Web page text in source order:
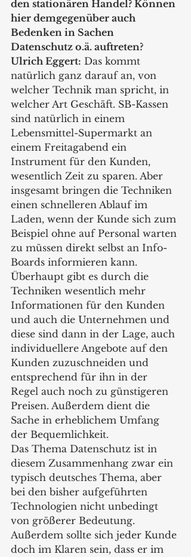
den stationären Handel? Können
hier demgegenüber auch
Bedenken in Sachen
Datenschutz o.ä. auftreten?
Ulrich Eggert: Das kommt
natürlich ganz darauf an, von
welcher Technik man spricht, in
welcher Art Geschäft. SB-Kassen
sind natürlich in einem
Lebensmittel-Supermarkt an
einem Freitagabend ein
Instrument für den Kunden,
wesentlich Zeit zu sparen. Aber
insgesamt bringen die Techniken
einen schnelleren Ablauf im
Laden, wenn der Kunde sich zum
Beispiel ohne auf Personal warten
zu müssen direkt selbst an Info-
Boards informieren kann.
Überhaupt gibt es durch die
Techniken wesentlich mehr
Informationen für den Kunden
und auch die Unternehmen und
diese sind dann in der Lage, auch
individuellere Angebote auf den
Kunden zuzuschneiden und
entsprechend für ihn in der
Regel auch noch zu günstigeren
Preisen. Außerdem dient die
Sache in erheblichem Umfang
der Bequemlichkeit.
Das Thema Datenschutz ist in
diesem Zusammenhang zwar ein
typisch deutsches Thema, aber
bei den bisher aufgeführten
Technologien nicht unbedingt
von größerer Bedeutung.
Außerdem sollte sich jeder Kunde
doch im Klaren sein, dass er im